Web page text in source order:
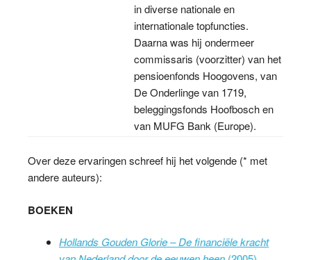
in diverse nationale en
internationale topfuncties.
Daarna was hij ondermeer
commissaris (voorzitter) van het
pensioenfonds Hoogovens, van
De Onderlinge van 1719,
beleggingsfonds Hoofbosch en
van MUFG Bank (Europe).
Over deze ervaringen schreef hij het volgende (* met
andere auteurs):
BOEKEN
Hollands Gouden Glorie – De financiële kracht